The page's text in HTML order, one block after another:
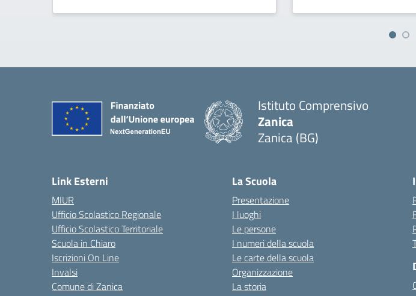
Istituto Comprensivo
Zanica
Zanica (BG)
Link Esterni
MIUR
Ufficio Scolastico Regionale
Ufficio Scolastico Territoriale
Scuola in Chiaro
Iscrizioni On Line
Invalsi
Comune di Zanica
La Scuola
Presentazione
I luoghi
Le persone
I numeri della scuola
Le carte della scuola
Organizzazione
La storia